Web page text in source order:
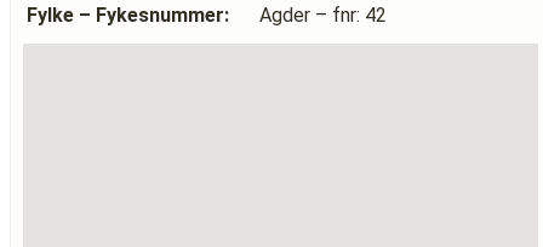
Fylke – Fykesnummer:
Agder – fnr: 42